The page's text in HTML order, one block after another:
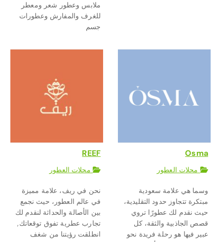
ملابس وعطور شعر ومعطر
للغرف والمفارش وعطورات
جسم
Osma
محلات العطور
وسما هي علامة سعودية
مبتكرة تتجاوز حدود التقليدية،
حيث نقدم لك عطورًا تروي
قصص الجاذبية والثقة، كل
عبير فيها هو رحلة فريدة نحو
REEF
محلات العطور
نحن في ريف، علامة مميزة
في عالم العطور، حيث نجمع
بين الأصالة والحداثة لنقدم لك
تجارب عطرية تفوق توقعاتك,
انطلقت رؤيتنا من شغف